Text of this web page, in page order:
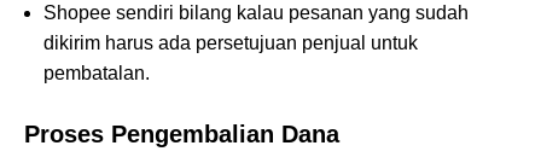
Shopee sendiri bilang kalau pesanan yang sudah
dikirim harus ada persetujuan penjual untuk
pembatalan.
Proses Pengembalian Dana